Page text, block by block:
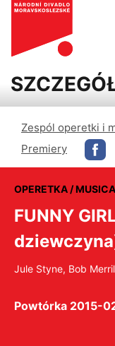
Zespól operetki i
Premiery
OPERETKA /
FUNNY
Jule Styne, Bob
Powtórka 2015-